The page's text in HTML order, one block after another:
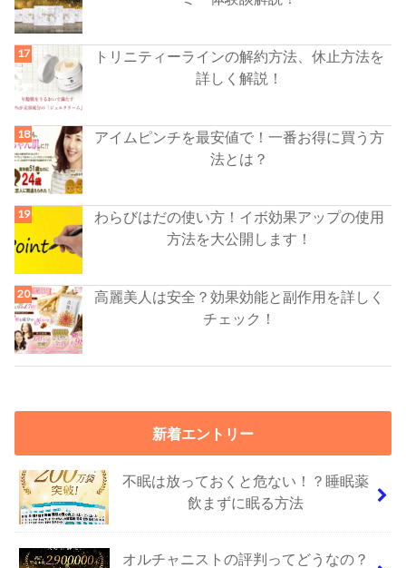
トリニティーラインの解約方法、休止方法を
詳しく解説！
アイムピンチを最安値で！一番お得に買う方
法とは？
わらびはだの使い方！イボ効果アップの使用
方法を大公開します！
高麗美人は安全？効果効能と副作用を詳しく
チェック！
新着エントリー
不眠は放っておくと危ない！？睡眠薬
飲まずに眠る方法
オルチャニストの評判ってどうなの？